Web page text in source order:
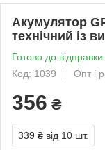
Акумулятор
технічний із
Готово до відправки
Код: 1039
Опт і
356 ₴
339 ₴ від 10 шт.